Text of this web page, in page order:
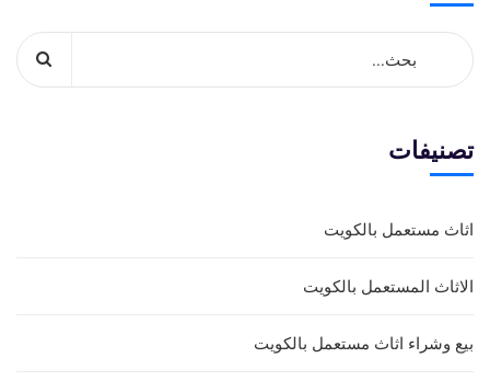
تصنيفات
اثاث مستعمل بالكويت
الاثاث المستعمل بالكويت
بيع وشراء اثاث مستعمل بالكويت